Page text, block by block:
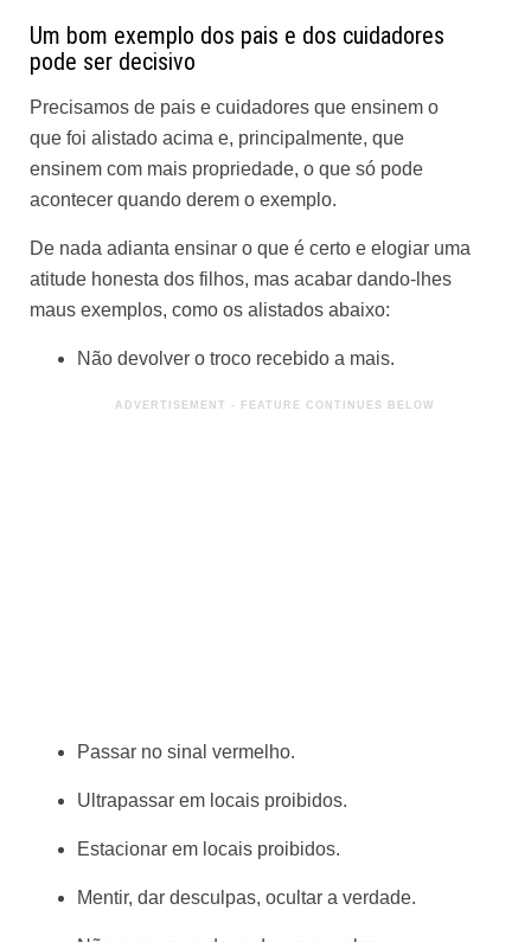
Um bom exemplo dos pais e dos cuidadores
pode ser decisivo
Precisamos de pais e cuidadores que ensinem o
que foi alistado acima e, principalmente, que
ensinem com mais propriedade, o que só pode
acontecer quando derem o exemplo.
De nada adianta ensinar o que é certo e elogiar uma
atitude honesta dos filhos, mas acabar dando-lhes
maus exemplos, como os alistados abaixo:
Não devolver o troco recebido a mais.
Passar no sinal vermelho.
Ultrapassar em locais proibidos.
Estacionar em locais proibidos.
Mentir, dar desculpas, ocultar a verdade.